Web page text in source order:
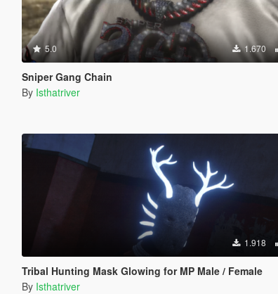
5.0 1.670
Sniper Gang Chain
By Isthatriver
1.918
Tribal Hunting Mask Glowing for MP Male / Female
By Isthatriver